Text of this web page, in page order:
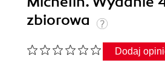
zbiorowa
Dodaj